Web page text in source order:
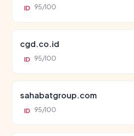
ID 95/100
cgd.co.id
ID 95/100
sahabatgroup.com
ID 95/100